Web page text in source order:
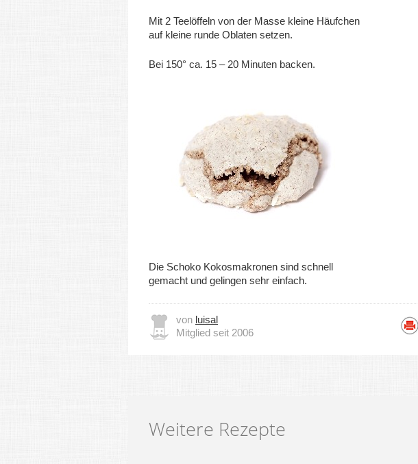
Mit 2 Teelöffeln von der Masse kleine Häufchen
auf kleine runde Oblaten setzen.
Bei 150° ca. 15 – 20 Minuten backen.
Die Schoko Kokosmakronen sind schnell
gemacht und gelingen sehr einfach.
von luisal
Mitglied seit 2006
Weitere Rezepte